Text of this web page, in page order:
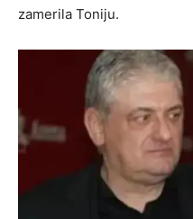
zamerila Toniju.